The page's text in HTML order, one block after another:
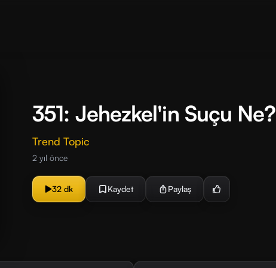
351: Jehezkel'in Suçu Ne?
Trend Topic
2 yıl önce
32 dk Kaydet Paylaş